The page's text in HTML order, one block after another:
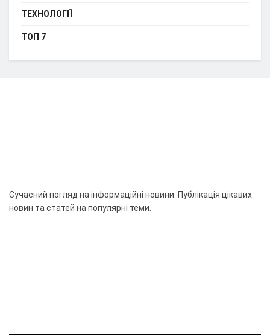
ТЕХНОЛОГІЇ
ТОП 7
Сучасний погляд на інформаційні новини. Публікація цікавих
новин та статей на популярні теми.